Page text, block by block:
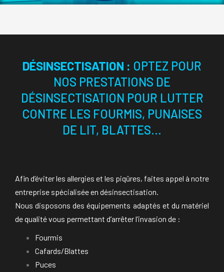
DÉSINSECTISATION : OPTEZ POUR
NOS PRESTATIONS DE
DÉSINSECTISATION POUR LUTTER
CONTRE LES FOURMIS, PUNAISES
DE LIT, BLATTES…
Afin d’éviter les allergies et les piqûres, faites appel à notre
entreprise spécialisée en désinsectisation.
Nous disposons des équipements adaptés et du matériel
de qualité vous permettant d’arrêter l’invasion de :
Fourmis
Cafards/Blattes
Puces